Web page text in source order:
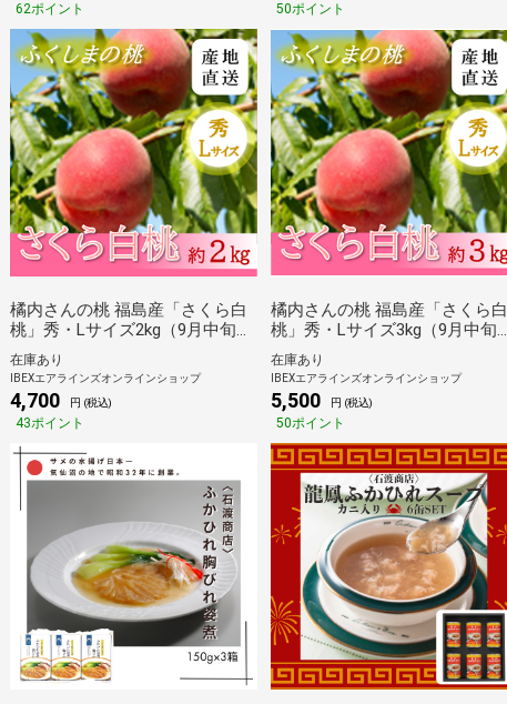
62ポイント 50ポイント
橘内さんの桃 福島産「さくら白
桃」秀・Lサイズ2kg（9月中旬～
お届け）【産地直送/送料無料】
在庫あり
IBEXエアラインズオンラインショップ
4,700 円 (税込)
43ポイント
橘内さんの桃 福島産「さくら白
桃」秀・Lサイズ3kg（9月中旬～
お届け）【産地直送/送料無料】
在庫あり
IBEXエアラインズオンラインショップ
5,500 円 (税込)
50ポイント